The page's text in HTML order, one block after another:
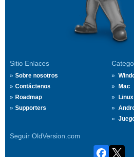
Sitio Enlaces
Sobre nosotros
Contáctenos
Roadmap
Supporters
Mac
Linux
Seguir OldVersion.com